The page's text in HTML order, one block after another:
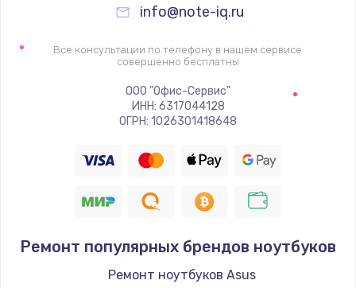
info@note-iq.ru
Все консультации по телефону в нашем сервисе
совершенно бесплатны
ООО "Офис-Сервис"
ИНН: 6317044128
ОГРН: 1026301418648
Ремонт популярных брендов ноутбуков
Ремонт ноутбуков Asus